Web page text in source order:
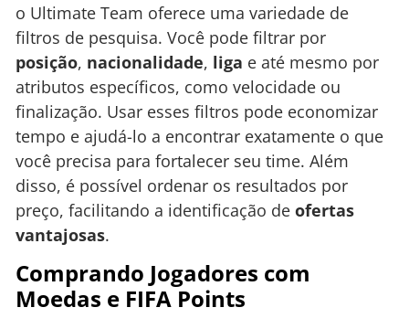
o Ultimate Team oferece uma variedade de
filtros de pesquisa. Você pode filtrar por
posição, nacionalidade, liga e até mesmo por
atributos específicos, como velocidade ou
finalização. Usar esses filtros pode economizar
tempo e ajudá-lo a encontrar exatamente o que
você precisa para fortalecer seu time. Além
disso, é possível ordenar os resultados por
preço, facilitando a identificação de ofertas
vantajosas.
Comprando Jogadores com
Moedas e FIFA Points